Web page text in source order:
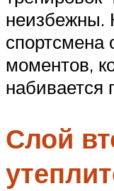
неизбежны.
спортсмена
моментов,
набивается
Слой